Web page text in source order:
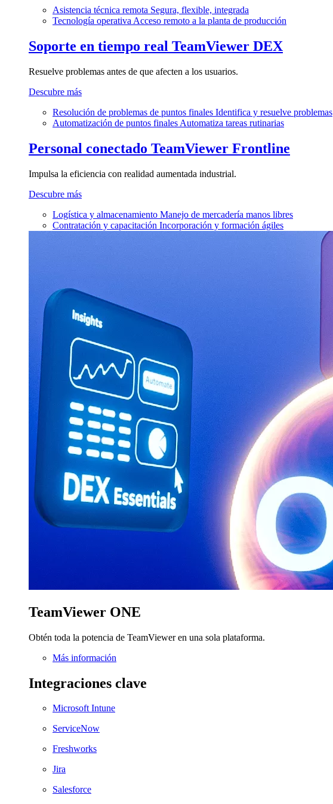
Asistencia técnica remota Segura, flexible, integrada
Tecnología operativa Acceso remoto a la planta de producción
Soporte en tiempo real TeamViewer DEX
Resuelve problemas antes de que afecten a los usuarios.
Descubre más
Resolución de problemas de puntos finales Identifica y resuelve problemas
Automatización de puntos finales Automatiza tareas rutinarias
Personal conectado TeamViewer Frontline
Impulsa la eficiencia con realidad aumentada industrial.
Descubre más
Logística y almacenamiento Manejo de mercadería manos libres
Contratación y capacitación Incorporación y formación ágiles
TeamViewer ONE
Obtén toda la potencia de TeamViewer en una sola plataforma.
Más información
Integraciones clave
Microsoft Intune
ServiceNow
Freshworks
Jira
Salesforce